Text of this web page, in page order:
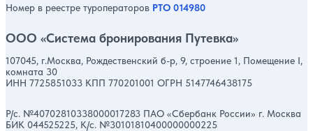
Номер в реестре туроператоров РТО 014980
ООО «Система бронирования Путевка»
107045, г.Москва, Рождественский б-р, 9, строение 1, Помещение I,
комната 30
ИНН 7725851033 КПП 770201001 ОГРН 5147746438175
Р/с. №40702810338000017283 ПАО «Сбербанк России» г. Москва
БИК 044525225, К/с. №30101810400000000225